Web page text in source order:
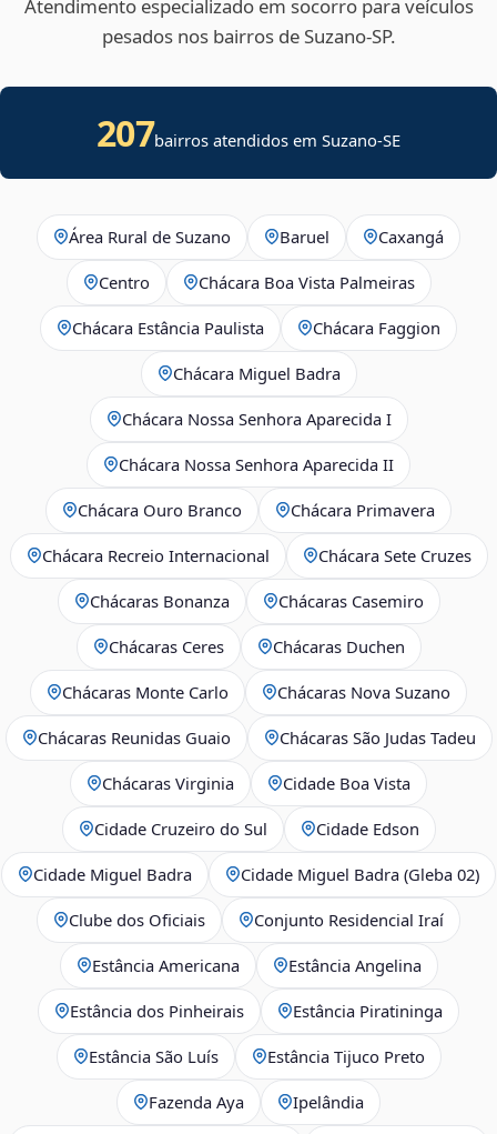
Atendimento especializado em socorro para veículos
pesados nos bairros de Suzano‑SP.
207bairros atendidos emSuzano-SE
Área Rural de Suzano Baruel Caxangá
Centro Chácara Boa Vista Palmeiras
Chácara Estância Paulista Chácara Faggion
Chácara Miguel Badra
Chácara Nossa Senhora Aparecida I
Chácara Nossa Senhora Aparecida II
Chácara Ouro Branco Chácara Primavera
Chácara Recreio Internacional Chácara Sete Cruzes
Chácaras Bonanza Chácaras Casemiro
Chácaras Ceres Chácaras Duchen
Chácaras Monte Carlo Chácaras Nova Suzano
Chácaras Reunidas Guaio Chácaras São Judas Tadeu
Chácaras Virginia Cidade Boa Vista
Cidade Cruzeiro do Sul Cidade Edson
Cidade Miguel Badra Cidade Miguel Badra (Gleba 02)
Clube dos Oficiais Conjunto Residencial Iraí
Estância Americana Estância Angelina
Estância dos Pinheirais Estância Piratininga
Estância São Luís Estância Tijuco Preto
Fazenda Aya Ipelândia